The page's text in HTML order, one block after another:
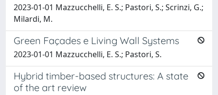
2023-01-01 Mazzucchelli, E. S.; Pastori, S.; Scrinzi, G.;
Milardi, M.
Green Façades e Living Wall Systems
2023-01-01 Mazzucchelli, E. S.; Pastori, S.
Hybrid timber-based structures: A state
of the art review